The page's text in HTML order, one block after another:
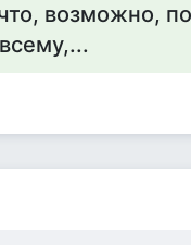
возможно,